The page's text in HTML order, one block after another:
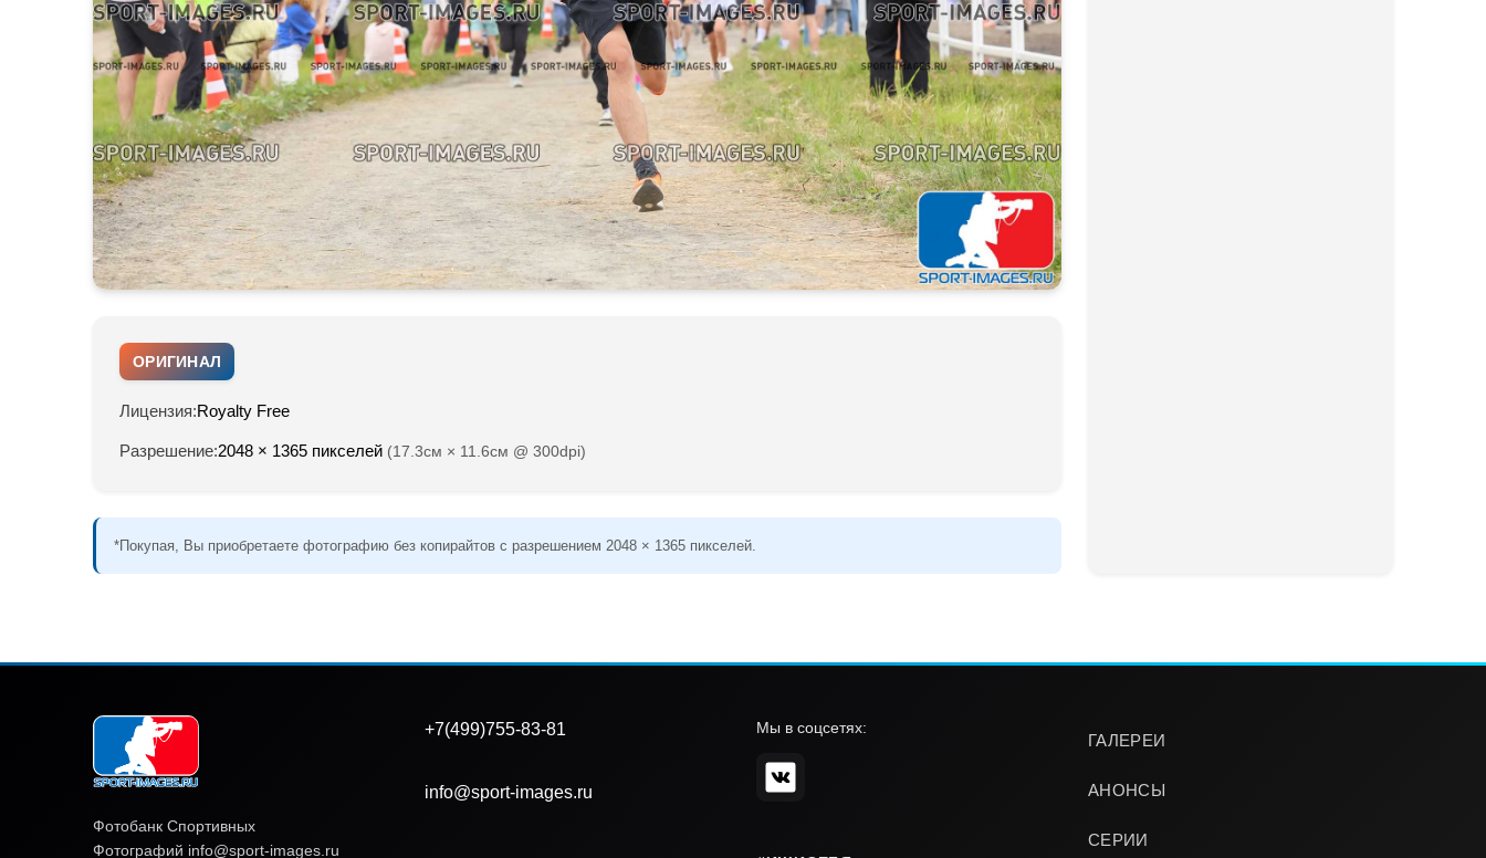
ОРИГИНАЛ
Лицензия:Royalty Free
Разрешение:2048 × 1365 пикселей (17.3см × 11.6см @ 300dpi)
*Покупая, Вы приобретаете фотографию без копирайтов с разрешением 2048 × 1365 пикселей.
Фотобанк Спортивных
Фотографий info@sport-images.ru
ГАЛЕРЕИ
АНОНСЫ
СЕРИИ
+7(499)755-83-81
info@sport-images.ru
Мы в соцсетях: